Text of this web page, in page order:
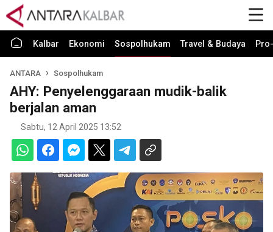
Kalbar Ekonomi Sospolhukam Travel & Budaya
ANTARA Sospolhukam
AHY: Penyelenggaraan mudik-balik
berjalan aman
Sabtu, 12 April 2025 13:52